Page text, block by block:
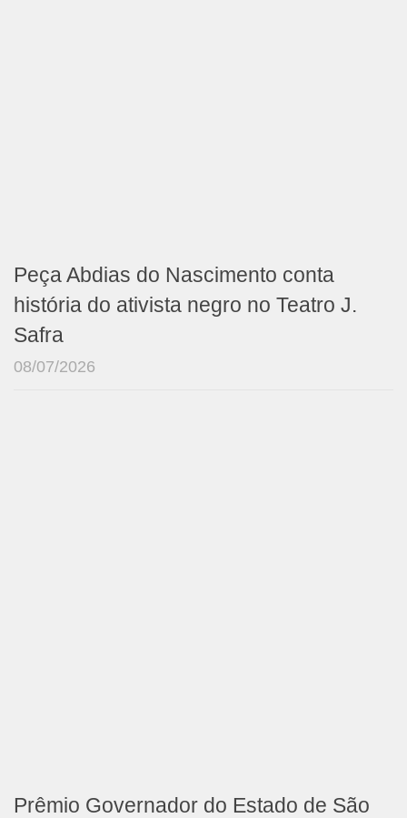
Peça Abdias do Nascimento conta
história do ativista negro no Teatro J.
Safra
08/07/2026
Prêmio Governador do Estado de São